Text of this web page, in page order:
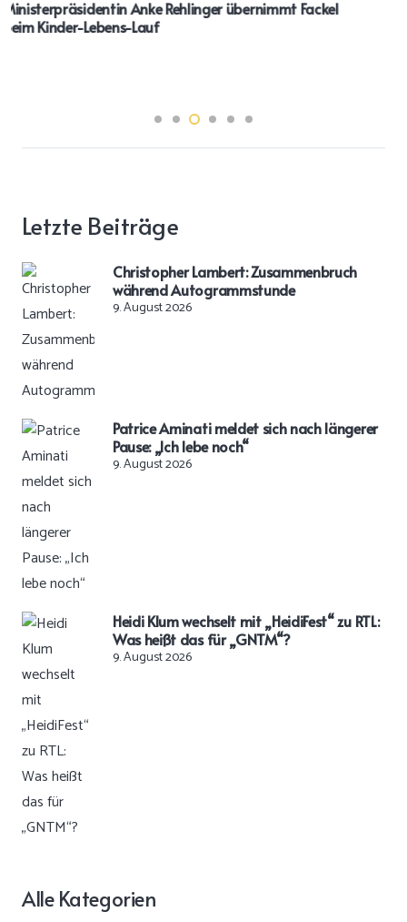
Letzte Beiträge
Christopher Lambert: Zusammenbruch
während Autogrammstunde
9. August 2026
Patrice Aminati meldet sich nach längerer
Pause: „Ich lebe noch“
9. August 2026
Heidi Klum wechselt mit „HeidiFest“ zu RTL:
Was heißt das für „GNTM“?
9. August 2026
Alle Kategorien